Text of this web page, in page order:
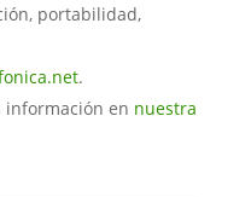
portabilidad,
.
información en nuestra